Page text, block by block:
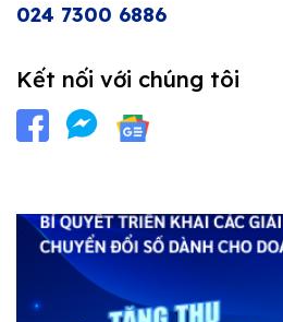
024 7300 6886
Kết nối với chúng tôi